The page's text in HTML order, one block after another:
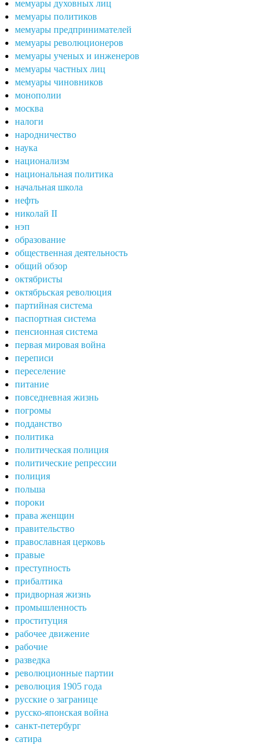
мемуары духовных лиц
мемуары политиков
мемуары предпринимателей
мемуары революционеров
мемуары ученых и инженеров
мемуары частных лиц
мемуары чиновников
монополии
москва
налоги
народничество
наука
национализм
национальная политика
начальная школа
нефть
николай II
нэп
образование
общественная деятельность
общий обзор
октябристы
октябрьская революция
партийная система
паспортная система
пенсионная система
первая мировая война
переписи
переселение
питание
повседневная жизнь
погромы
подданство
политика
политическая полиция
политические репрессии
полиция
польша
пороки
права женщин
правительство
православная церковь
правые
преступность
прибалтика
придворная жизнь
промышленность
проституция
рабочее движение
рабочие
разведка
революционные партии
революция 1905 года
русские о загранице
русско-японская война
санкт-петербург
сатира